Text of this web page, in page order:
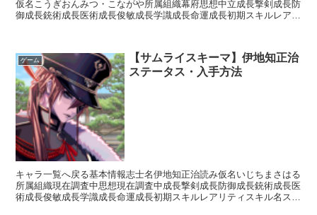
仮名こうぎおんみつ・こながや所属組織幕府思想中立成長撃剣成長防
御成長銃術成長医術成長俊敏成長学識成長命運成長初期スキルレアリ
ゲーム
【サムライスキーマ】伊地知正治
ステータス・入手方法
キャラ一覧へ戻る基本情報志士名伊地知正治読み仮名いじちまさはる
所属組織現在調査中思想現在調査中成長撃剣成長防御成長銃術成長医
術成長俊敏成長学識成長命運成長初期スキルレアリティスキル名スキ